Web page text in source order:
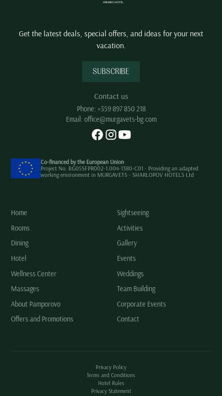
Get the latest deals, special offers, and ideas for your next
vacation.
SUBSCRIBE
Contact us
Phone: +359 897 850 218
Email: office@murgavets-bg.com
Co-financed by the European Union
Project No. BG05SFPR002-1.004-1380-C01 - Providing an adapted
working environment in MURGAVETS - SHARLOPOV HOTELS Ltd
Home
Rooms
Dining
Hotel
Wellness Center
Massages
About Pamporovo
Offers and Promotions
Sightseeing
Activities
Gallery
Events
Weddings
Team Building
Corporate Events
Contact
Privacy Policy
Terms and Conditions
Hotel Rules
Privacy Statement